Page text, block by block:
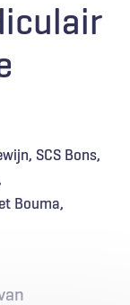
SCS Bons
Bouma